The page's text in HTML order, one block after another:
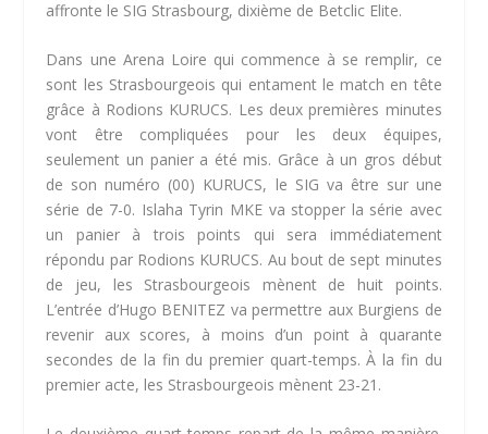
affronte le SIG Strasbourg, dixième de Betclic Elite.
Dans une Arena Loire qui commence à se remplir, ce
sont les Strasbourgeois qui entament le match en tête
grâce à Rodions KURUCS. Les deux premières minutes
vont être compliquées pour les deux équipes,
seulement un panier a été mis. Grâce à un gros début
de son numéro (00) KURUCS, le SIG va être sur une
série de 7-0. Islaha Tyrin MKE va stopper la série avec
un panier à trois points qui sera immédiatement
répondu par Rodions KURUCS. Au bout de sept minutes
de jeu, les Strasbourgeois mènent de huit points.
L’entrée d’Hugo BENITEZ va permettre aux Burgiens de
revenir aux scores, à moins d’un point à quarante
secondes de la fin du premier quart-temps. À la fin du
premier acte, les Strasbourgeois mènent 23-21.